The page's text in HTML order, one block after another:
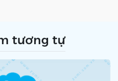
tương tự